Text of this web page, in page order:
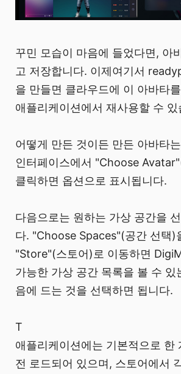
꾸민 모습이 마음에 들었다면, 아
고 저장합니다. 이제여기서
을 만들면 클라우드에 이 아바타
애플리케이션에서 재사용할 수 있
어떻게 만든 것이든 만든 아바타
인터페이스에서 "Choose
클릭하면 옵션으로 표시됩니다.
다음으로는 원하는 가상 공간을
다. "Choose Spaces"(공간 선택)
"Store"(스토어)로 이동하면
가능한 가상 공간 목록을 볼 수 있
음에 드는 것을 선택하면 됩니다.
T
애플리케이션에는 기본적으로 한
전 로드되어 있으며, 스토어에서